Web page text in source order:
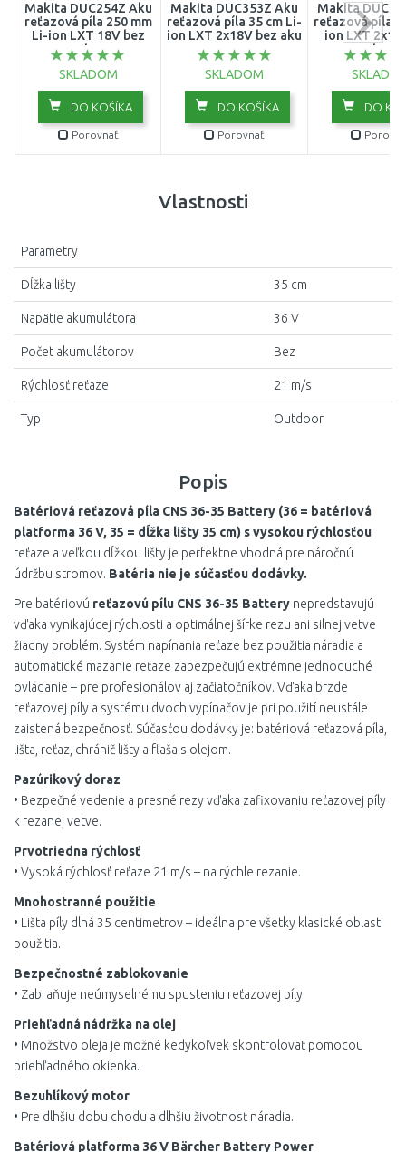
Makita DUC254Z Aku
reťazová píla 250 mm
Li-ion LXT 18V bez
aku
SKLADOM
DO KOŠÍKA
Porovnať
Makita DUC353Z Aku
reťazová píla 35 cm Li-
ion LXT 2x18V bez aku
SKLADOM
DO KOŠÍKA
Porovnať
Makita
reťazová píla
ion LXT
aku Z
DO
Popis
Batériová reťazová píla CNS 36-35 Battery (36 = batériová
platforma 36 V, 35 = dĺžka lišty 35 cm) s vysokou rýchlosťou
reťaze a veľkou dĺžkou lišty je perfektne vhodná pre náročnú
údržbu stromov. Batéria nie je súčasťou dodávky.
Pre batériovú reťazovú pílu CNS 36-35 Battery nepredstavujú
vďaka vynikajúcej rýchlosti a optimálnej šírke rezu ani silnej vetve
žiadny problém. Systém napínania reťaze bez použitia náradia a
automatické mazanie reťaze zabezpečujú extrémne jednoduché
ovládanie – pre profesionálov aj začiatočníkov. Vďaka brzde
reťazovej píly a systému dvoch vypínačov je pri použití neustále
zaistená bezpečnosť. Súčasťou dodávky je: batériová reťazová píla,
lišta, reťaz, chránič lišty a fľaša s olejom.
Pazúrikový doraz
• Bezpečné vedenie a presné rezy vďaka zafixovaniu reťazovej píly
k rezanej vetve.
Prvotriedna rýchlosť
• Vysoká rýchlosť reťaze 21 m/s – na rýchle rezanie.
Mnohostranné použitie
• Lišta píly dlhá 35 centimetrov – ideálna pre všetky klasické oblasti
použitia.
Bezpečnostné zablokovanie
• Zabraňuje neúmyselnému spusteniu reťazovej píly.
Priehľadná nádržka na olej
• Množstvo oleja je možné kedykoľvek skontrolovať pomocou
priehľadného okienka.
Bezuhlíkový motor
• Pre dlhšiu dobu chodu a dlhšiu životnosť náradia.
Batériová platforma 36 V Bärcher Battery Power
Vlastnosti
Parametry
Dĺžka lišty 35 cm
Napätie akumulátora 36 V
Počet akumulátorov Bez
Rýchlosť reťaze 21 m/s
Typ Outdoor